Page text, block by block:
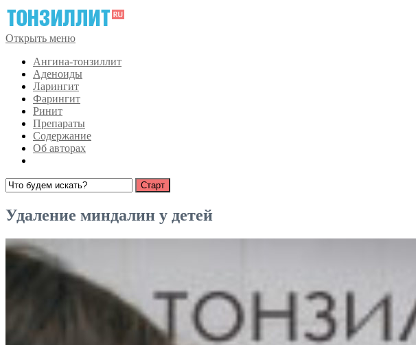
Открыть меню
Ангина-тонзиллит
Аденоиды
Ларингит
Фарингит
Ринит
Препараты
Содержание
Об авторах
Удаление миндалин у детей